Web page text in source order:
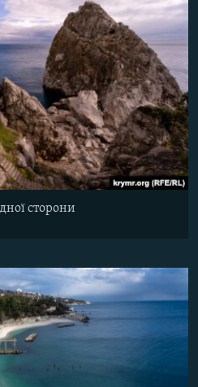
сторони